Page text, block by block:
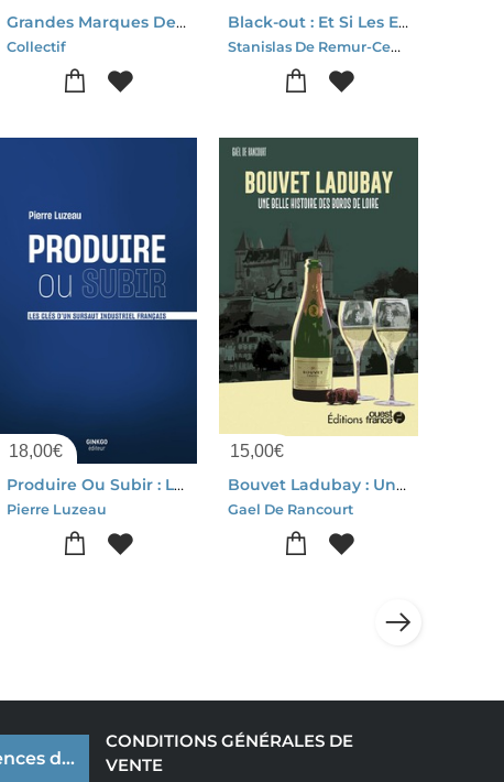
Grandes Marques De Lorraine
Collectif
Black-out : Et Si Les Etats-unis Coupaient Nos Services Numeriques ?
Stanislas De Remur-Cedric Mermilliod
18,00€
Produire Ou Subir : Les Cles D'un Sursaut Industriel Francais
Pierre Luzeau
15,00€
Bouvet Ladubay : Une Belle Histoire Des Bords De Loire
Gael De Rancourt
de cookies
CONDITIONS GÉNÉRALES DE
VENTE